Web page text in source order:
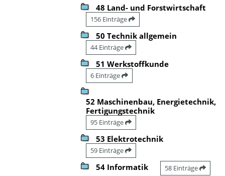
48 Land- und Forstwirtschaft
156 Einträge
50 Technik allgemein
44 Einträge
51 Werkstoffkunde
6 Einträge
52 Maschinenbau, Energietechnik,
Fertigungstechnik
95 Einträge
53 Elektrotechnik
59 Einträge
54 Informatik 58 Einträge